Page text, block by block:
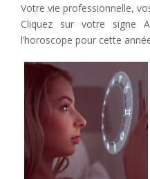
Votre vie professionnelle,
Cliquez sur votre signe
l’horoscope pour cette